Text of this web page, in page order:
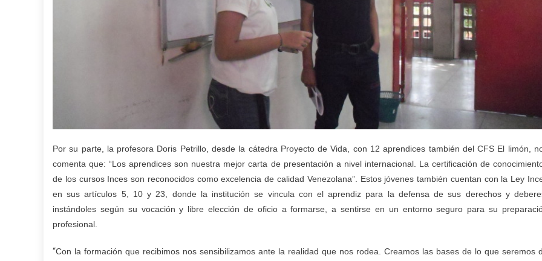
Por su parte, la profesora Doris Petrillo, desde la cátedra Proyecto de Vida, con 12 aprendices también del CFS El limón,
comenta que: “Los aprendices son nuestra mejor carta de presentación a nivel internacional. La certificación de
de los cursos Inces son reconocidos como excelencia de calidad Venezolana”. Estos jóvenes también cuentan con la Ley
en sus artículos 5, 10 y 23, donde la institución se vincula con el aprendiz para la defensa de sus derechos y
instándoles según su vocación y libre elección de oficio a formarse, a sentirse en un entorno seguro para su
profesional.
“Con la formación que recibimos nos sensibilizamos ante la realidad que nos rodea. Creamos las bases de lo que seremos